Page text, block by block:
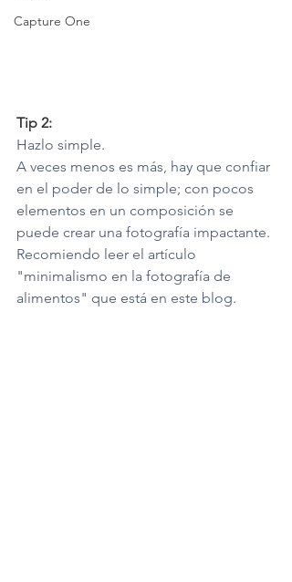
Capture One
Tip 2:
Hazlo simple.
A veces menos es más, hay que confiar
en el poder de lo simple; con pocos
elementos en un composición se
puede crear una fotografía impactante.
Recomiendo leer el artículo
"minimalismo en la fotografía de
alimentos" que está en este blog.